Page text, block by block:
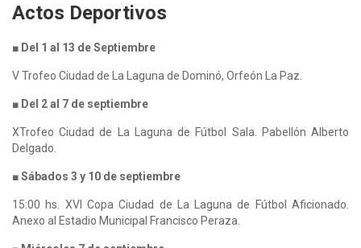
Actos Deportivos
■ Del 1 al 13 de Septiembre
V Trofeo Ciudad de La Laguna de Dominó, Orfeón La Paz.
■ Del 2 al 7 de septiembre
XTrofeo Ciudad de La Laguna de Fútbol Sala. Pabellón Alberto
Delgado.
■ Sábados 3 y 10 de septiembre
15:00 hs. XVI Copa Ciudad de La Laguna de Fútbol Aficionado.
Anexo al Estadio Municipal Francisco Peraza.